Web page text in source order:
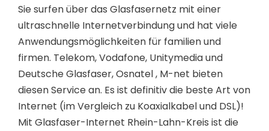
Sie surfen über das Glasfasernetz mit einer
ultraschnelle Internetverbindung und hat viele
Anwendungsmöglichkeiten für familien und
firmen. Telekom, Vodafone, Unitymedia und
Deutsche Glasfaser, Osnatel , M-net bieten
diesen Service an. Es ist definitiv die beste Art von
Internet (im Vergleich zu Koaxialkabel und DSL)!
Mit Glasfaser-Internet Rhein-Lahn-Kreis ist die